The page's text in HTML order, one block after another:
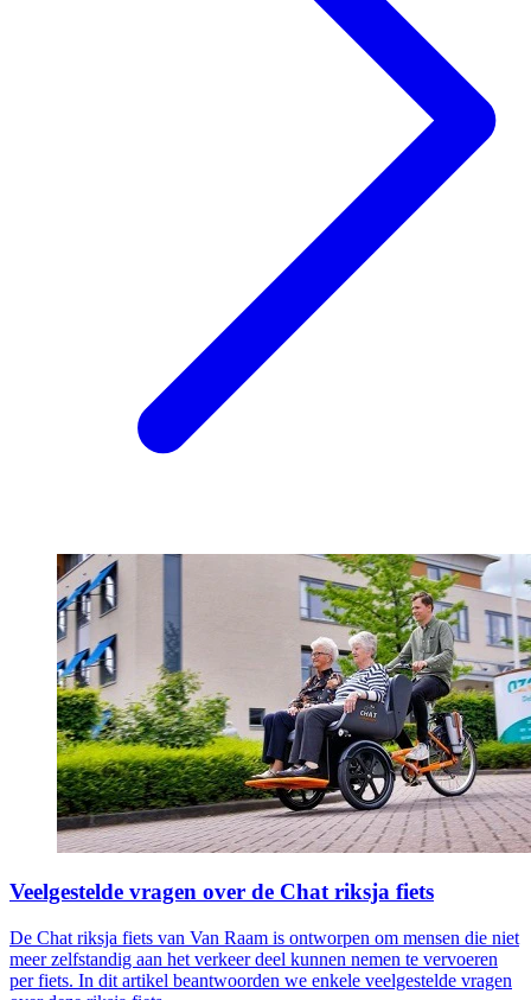
Veelgestelde vragen over de Chat riksja fiets
De Chat riksja fiets van Van Raam is ontworpen om mensen die niet
meer zelfstandig aan het verkeer deel kunnen nemen te vervoeren
per fiets. In dit artikel beantwoorden we enkele veelgestelde vragen